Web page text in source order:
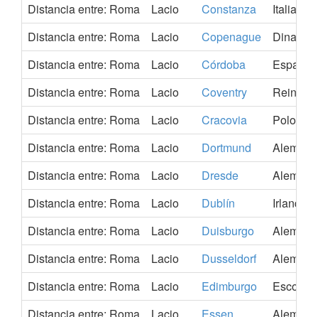
Distancia entre: Roma
Lacio Constanza
Italia
Distancia entre: Roma
Lacio Copenague
Distancia entre: Roma
Lacio Córdoba
España
Distancia entre: Roma
Lacio Coventry
Reino
Distancia entre: Roma
Lacio Cracovia
Polonia
Distancia entre: Roma
Lacio Dortmund
Distancia entre: Roma
Lacio Dresde
Distancia entre: Roma
Lacio Dublín
Irlanda
Distancia entre: Roma
Lacio Duisburgo
Distancia entre: Roma
Lacio Dusseldorf
Distancia entre: Roma
Lacio Edimburgo
Escocia